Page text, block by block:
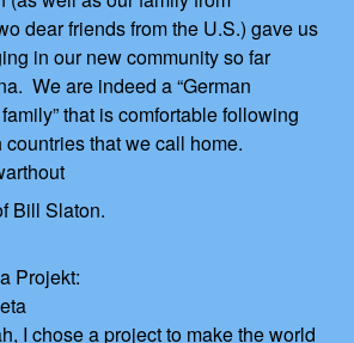
dear friends from the U.S.) gave us
in our new community so far
We are indeed a “German
that is comfortable following
that we call home.
Bill Slaton.
Projekt:
I chose a project to make the world